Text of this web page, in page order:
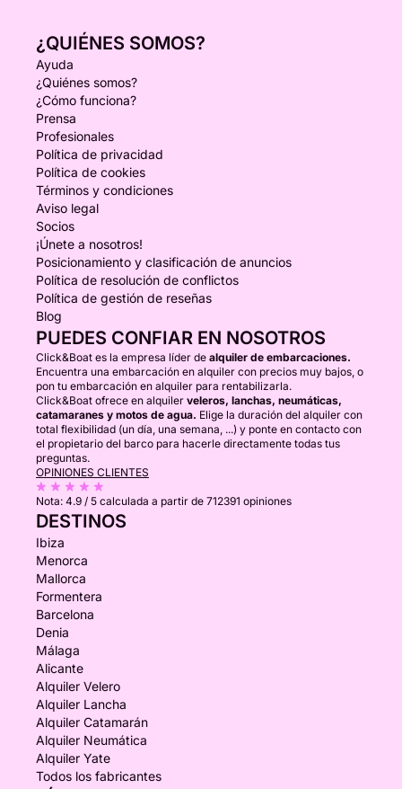
¿QUIÉNES SOMOS?
Ayuda
¿Quiénes somos?
¿Cómo funciona?
Prensa
Profesionales
Política de privacidad
Política de cookies
Términos y condiciones
Aviso legal
Socios
¡Únete a nosotros!
Posicionamiento y clasificación de anuncios
Política de resolución de conflictos
Política de gestión de reseñas
Blog
PUEDES CONFIAR EN NOSOTROS
Click&Boat es la empresa líder de alquiler de embarcaciones.
Encuentra una embarcación en alquiler con precios muy bajos, o
pon tu embarcación en alquiler para rentabilizarla.
Click&Boat ofrece en alquiler veleros, lanchas, neumáticas,
catamaranes y motos de agua. Elige la duración del alquiler con
total flexibilidad (un día, una semana, ...) y ponte en contacto con
el propietario del barco para hacerle directamente todas tus
preguntas.
OPINIONES CLIENTES
Nota: 4.9 / 5 calculada a partir de 712391 opiniones
DESTINOS
Ibiza
Menorca
Mallorca
Formentera
Barcelona
Denia
Málaga
Alicante
Alquiler Velero
Alquiler Lancha
Alquiler Catamarán
Alquiler Neumática
Alquiler Yate
Todos los fabricantes